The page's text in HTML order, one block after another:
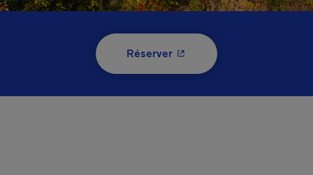
Réserver- Cet hyperlien s'ouvrira